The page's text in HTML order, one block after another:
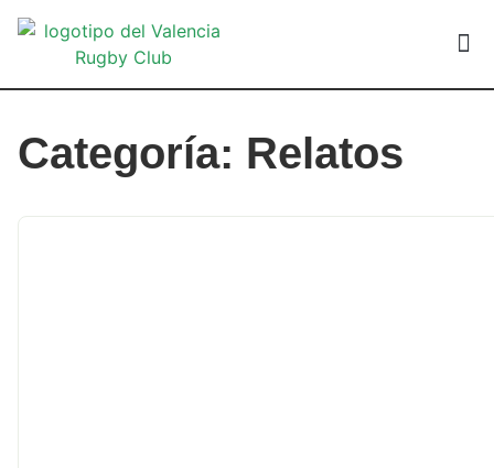
Categoría: Relatos